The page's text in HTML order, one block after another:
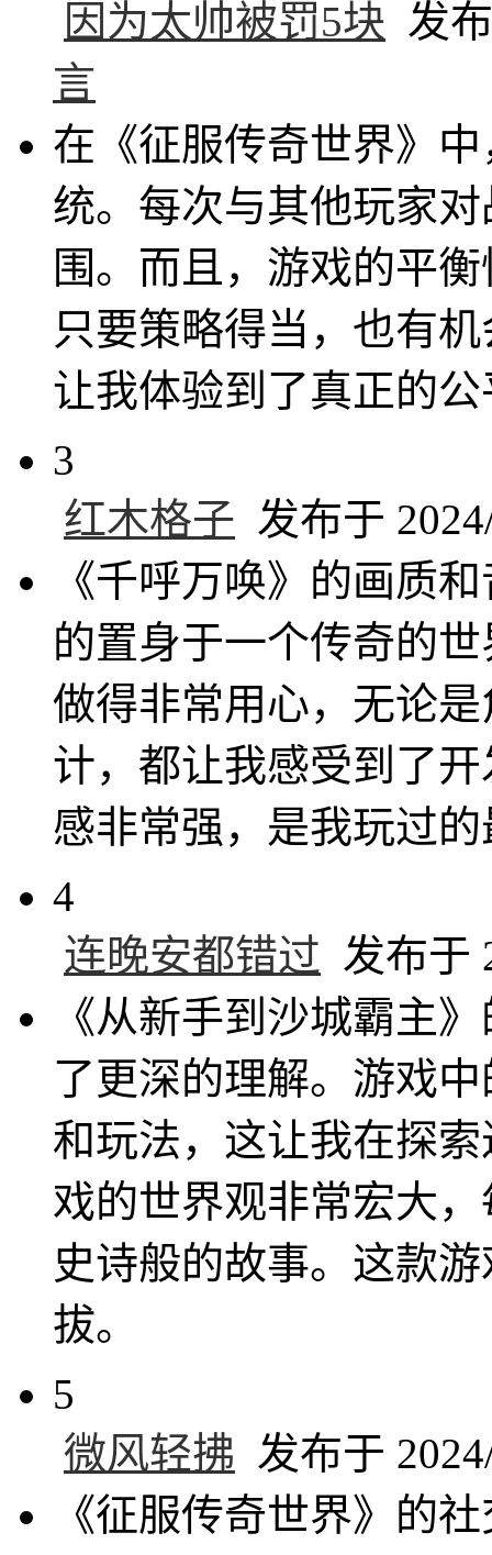
因为太帅被罚5块 发
言
在《征服传奇世界》
统。每次与其他玩家
围。而且，游戏的平
只要策略得当，也有
让我体验到了真正的
3
红木格子 发布于
《千呼万唤》的画质
的置身于一个传奇的
做得非常用心，无论
计，都让我感受到了
感非常强，是我玩过
4
连晚安都错过 发布于
《从新手到沙城霸主
了更深的理解。游戏
和玩法，这让我在探
戏的世界观非常宏大
史诗般的故事。这款
拔。
5
微风轻拂 发布于
《征服传奇世界》的